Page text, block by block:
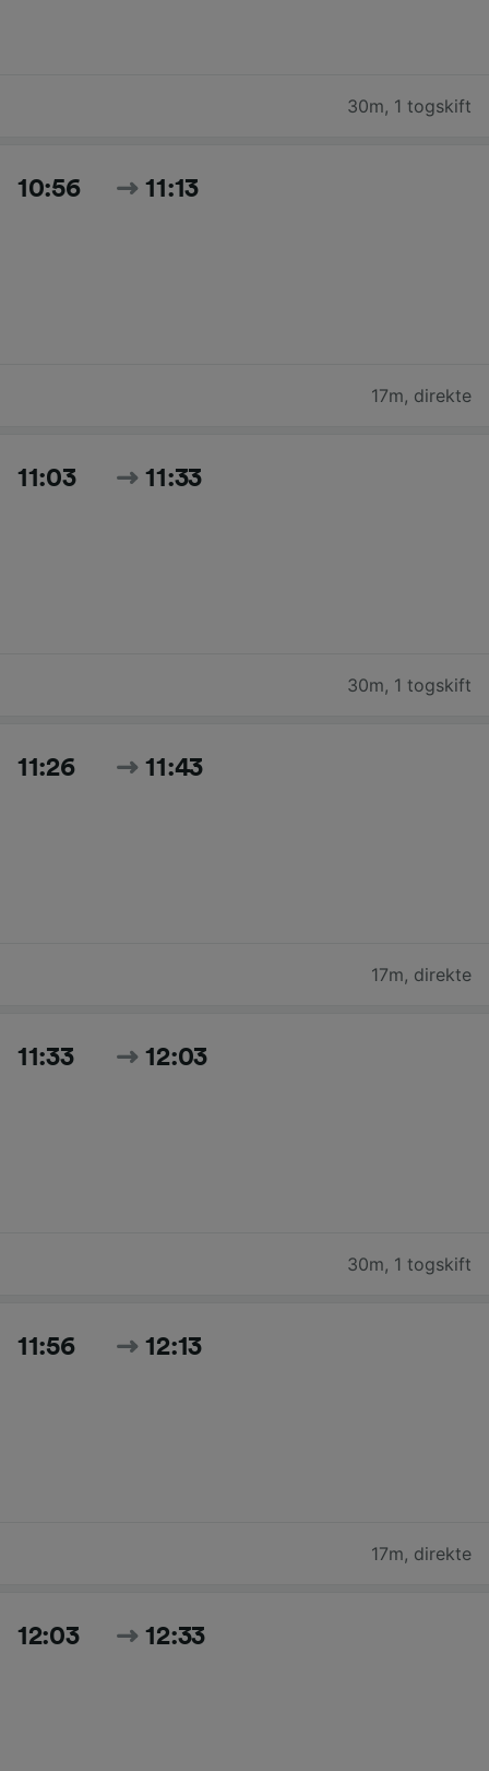
30m, 1 togskift
10:56 11:13
17m, direkte
11:03 11:33
30m, 1 togskift
11:26 11:43
17m, direkte
11:33 12:03
30m, 1 togskift
11:56 12:13
17m, direkte
12:03 12:33